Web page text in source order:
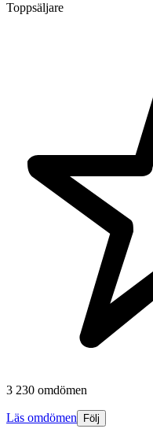
Toppsäljare
3 230 omdömen
Läs omdömen Följ